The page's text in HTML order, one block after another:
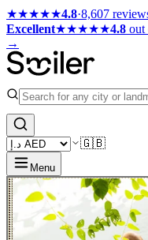
★★★★★4.8·8,607
Excellent★★★★★4.8 out
→
🇬🇧
Menu